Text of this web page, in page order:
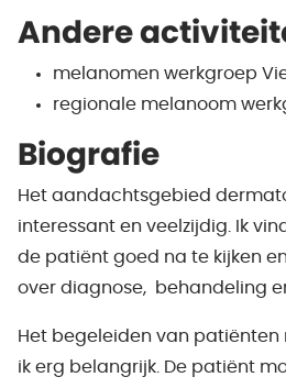
Andere
melanomen werkgroep
regionale melanoom
Biografie
Het aandachtsgebied
interessant en veelzijdig. Ik
de patiënt goed na te kijken
over diagnose, behandeling
Het begeleiden van patiënten
ik erg belangrijk. De patiënt